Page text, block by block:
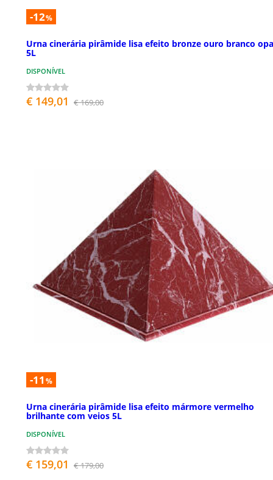
-12%
Urna cinerária pirâmide lisa efeito bronze ouro branco
5L
DISPONÍVEL
€ 149,01 € 169,00
-11 %
Urna cinerária pirâmide lisa efeito mármore vermelho
brilhante com veios 5L
DISPONÍVEL
€ 159,01 € 179,00